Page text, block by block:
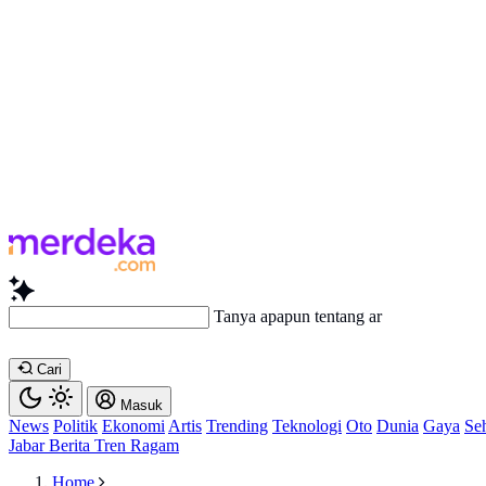
Tanya apapun tentang artikel ini...
Cari
Masuk
News Politik Ekonomi Artis Trending Teknologi Oto Dunia Gaya
JabarBerita Tren Ragam
Home